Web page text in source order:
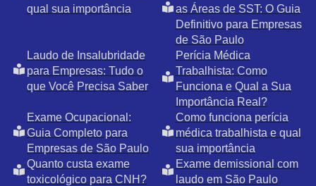
qual sua importância
as Áreas de SST: O Guia
Definitivo para Empresas
de São Paulo
Laudo de Insalubridade
para Empresas: Tudo o
que Você Precisa Saber
Perícia Médica
Trabalhista: Como
Funciona e Qual a Sua
Importância Real?
Exame Ocupacional:
Guia Completo para
Empresas de São Paulo
Como funciona perícia
médica trabalhista e qual
sua importância
Quanto custa exame
toxicológico para CNH?
Exame demissional com
laudo em São Paulo